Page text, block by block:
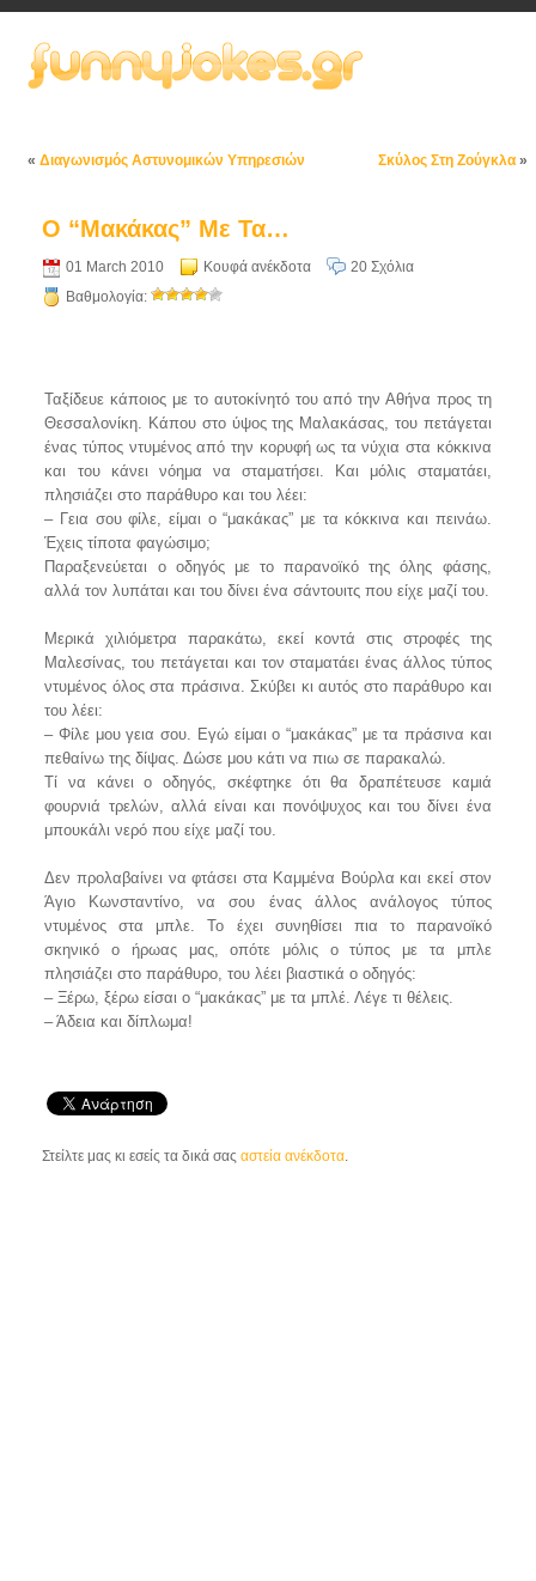
« Διαγωνισμός Αστυνομικών Υπηρεσιών Σκύλος Στη Ζούγκλα »
Ο “Μακάκας” Με Τα…
01 March 2010 Κουφά ανέκδοτα
20 Σχόλια
Βαθμολογία:
Ταξίδευε κάποιος με το αυτοκίνητό του από την Αθήνα προς τη
Θεσσαλονίκη. Κάπου στο ύψος της Μαλακάσας, του πετάγεται
ένας τύπος ντυμένος από την κορυφή ως τα νύχια στα κόκκινα
και του κάνει νόημα να σταματήσει. Και μόλις σταματάει,
πλησιάζει στο παράθυρο και του λέει:
– Γεια σου φίλε, είμαι ο “μακάκας” με τα κόκκινα και πεινάω.
Έχεις τίποτα φαγώσιμο;
Παραξενεύεται ο οδηγός με το παρανοϊκό της όλης φάσης,
αλλά τον λυπάται και του δίνει ένα σάντουιτς που είχε μαζί του.
Μερικά χιλιόμετρα παρακάτω, εκεί κοντά στις στροφές της
Μαλεσίνας, του πετάγεται και τον σταματάει ένας άλλος τύπος
ντυμένος όλος στα πράσινα. Σκύβει κι αυτός στο παράθυρο και
του λέει:
– Φίλε μου γεια σου. Εγώ είμαι ο “μακάκας” με τα πράσινα και
πεθαίνω της δίψας. Δώσε μου κάτι να πιω σε παρακαλώ.
Τί να κάνει ο οδηγός, σκέφτηκε ότι θα δραπέτευσε καμιά
φουρνιά τρελών, αλλά είναι και πονόψυχος και του δίνει ένα
μπουκάλι νερό που είχε μαζί του.
Δεν προλαβαίνει να φτάσει στα Καμμένα Βούρλα και εκεί στον
Άγιο Κωνσταντίνο, να σου ένας άλλος ανάλογος τύπος
ντυμένος στα μπλε. Το έχει συνηθίσει πια το παρανοϊκό
σκηνικό ο ήρωας μας, οπότε μόλις ο τύπος με τα μπλε
πλησιάζει στο παράθυρο, του λέει βιαστικά ο οδηγός:
– Ξέρω, ξέρω είσαι ο “μακάκας” με τα μπλέ. Λέγε τι θέλεις.
– Άδεια και δίπλωμα!
Στείλτε μας κι εσείς τα δικά σαςαστεία ανέκδοτα.